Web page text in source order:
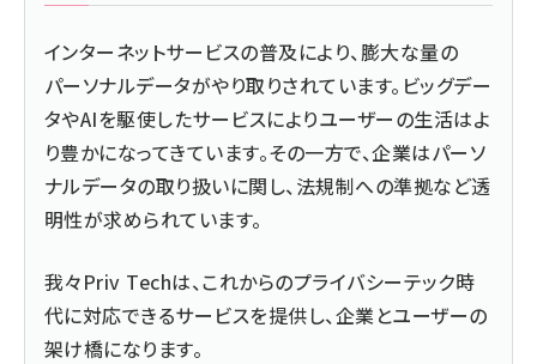
インターネットサービスの普及により、膨大な量の
パーソナルデータがやり取りされています。ビッグデー
タやAIを駆使したサービスによりユーザーの生活はよ
り豊かになってきています。その一方で、企業はパーソ
ナルデータの取り扱いに関し、法規制への準拠など透
明性が求められています。
我々Priv Techは、これからのプライバシーテック時
代に対応できるサービスを提供し、企業とユーザーの
架け橋になります。